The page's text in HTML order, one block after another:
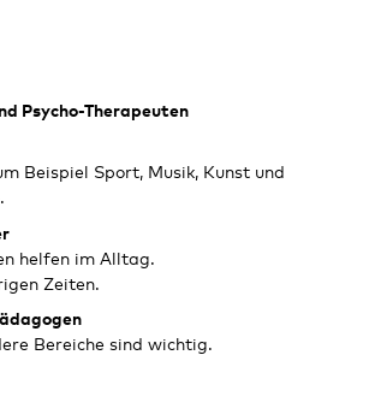
Psycho-Therapeuten
Beispiel Sport, Musik, Kunst und
helfen im Alltag.
Zeiten.
Bereiche sind wichtig.